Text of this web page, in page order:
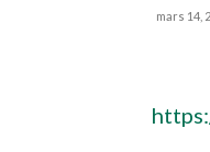
mars 14,